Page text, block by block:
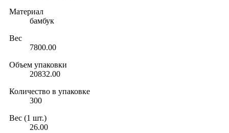
Материал
бамбук
Вес
7800.00
Объем упаковки
20832.00
Количество в упаковке
300
Вес (1 шт.)
26.00